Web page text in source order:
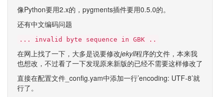
像Python要用2.x的，pygments插件要用0.5.0的。
还有中文编码问题
... invalid byte sequence in GBK ..
在网上找了一下，大多是说要修改jekyll程序的文件，本来我
也想改，不过看了一下发现原来新版的已经不需要这样修改了
直接在配置文件_config.yam中添加一行’encoding: UTF-8’就
行了。